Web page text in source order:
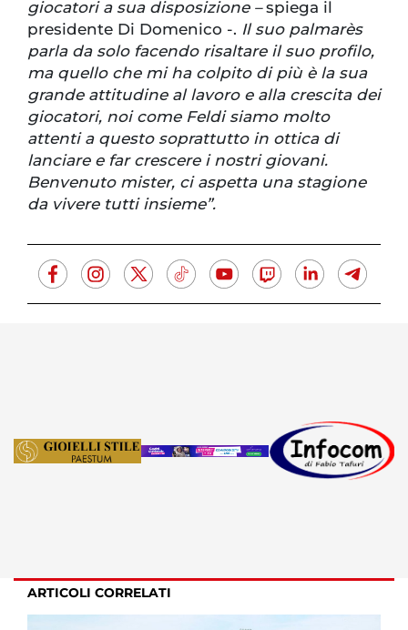
giocatori a sua disposizione –spiega il
presidente Di Domenico -. Il suo palmarès
parla da solo facendo risaltare il suo profilo,
ma quello che mi ha colpito di più è la sua
grande attitudine al lavoro e alla crescita dei
giocatori, noi come Feldi siamo molto
attenti a questo soprattutto in ottica di
lanciare e far crescere i nostri giovani.
Benvenuto mister, ci aspetta una stagione
da vivere tutti insieme”.
ARTICOLI CORRELATI